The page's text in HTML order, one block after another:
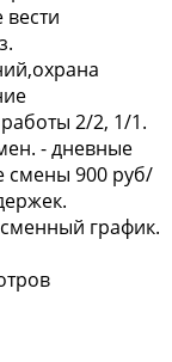
2/2, 1/1.
- дневные
смены 900 руб/
график.